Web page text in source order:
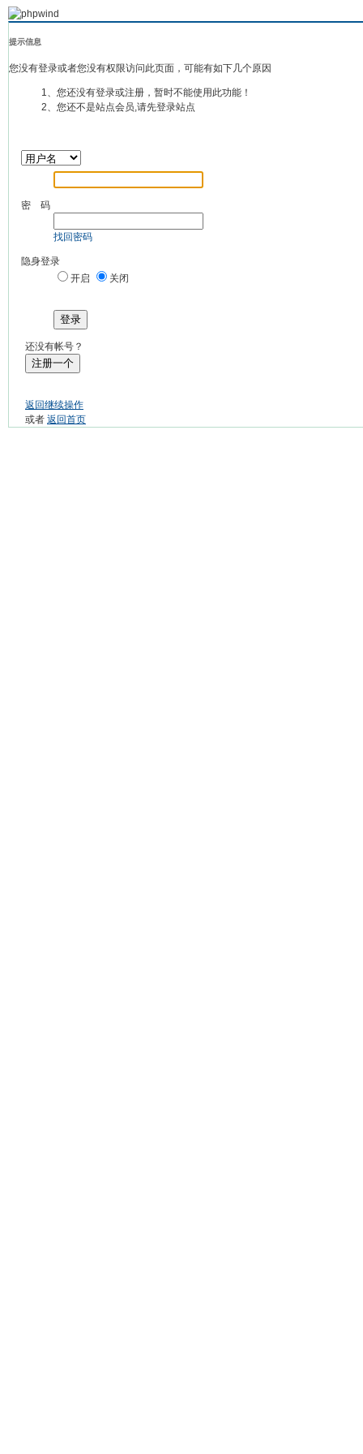
提示信息
您没有登录或者您没有权限访问此页面，可能有如下几个原因
1、您还没有登录或注册，暂时不能使用此功能！
2、您还不是站点会员,请先登录站点
密 码
找回密码
隐身登录
开启
关闭
登录
还没有帐号？
注册一个
返回继续操作
或者 返回首页